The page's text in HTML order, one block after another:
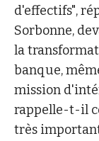
d'effectifs",
Sorbonne,
la
banque,
mission
rappelle-t-il
très